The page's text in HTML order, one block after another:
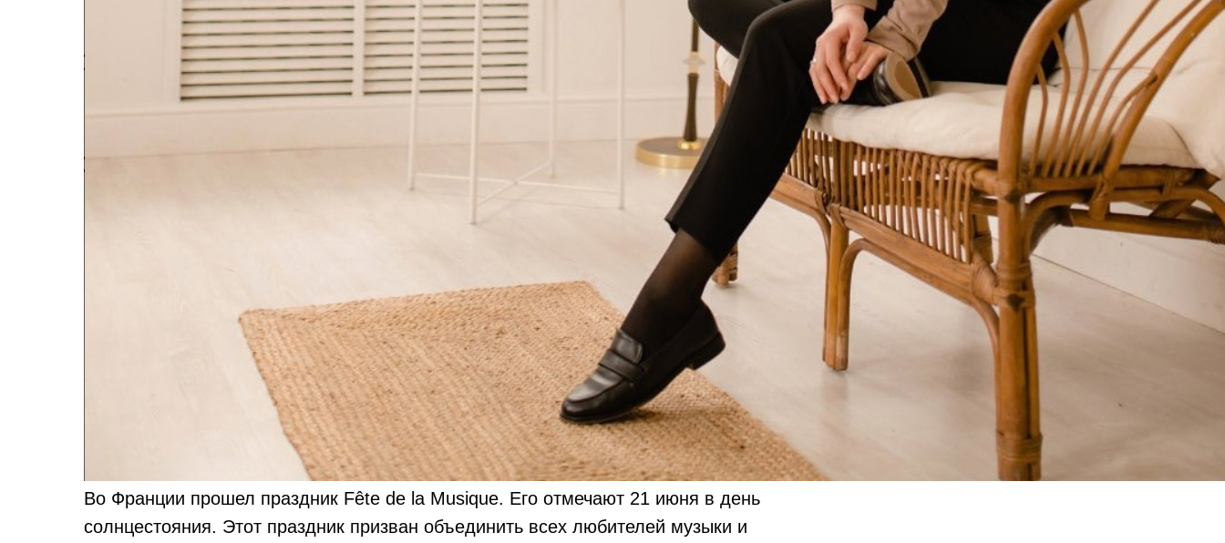
Во Франции прошел праздник Fête de la Musique. Его отмечают 21 июня в день
солнцестояния. Этот праздник призван объединить всех любителей музыки и